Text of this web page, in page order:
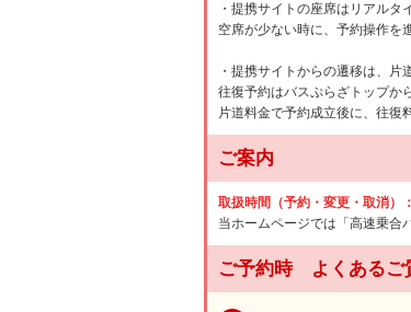
・提携サイトの座席はリアルタ
空席が少ない時に、予約操作を
・提携サイトからの遷移は、片
往復予約はバスぷらざトップか
片道料金で予約成立後に、往復
ご案内
取扱時間（予約・変更・取消）：
当ホームページでは「高速乗合
ご予約時 よくあるご